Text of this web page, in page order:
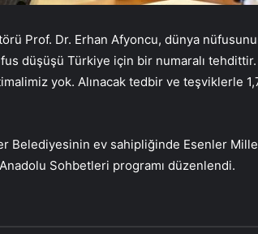
Prof. Dr. Erhan Afyoncu, dünya
düşüşü Türkiye için bir numaralı tehdittir.
yok. Alınacak tedbir ve teşviklerle
Belediyesinin ev sahipliğinde Esenler
Sohbetleri programı düzenlendi.